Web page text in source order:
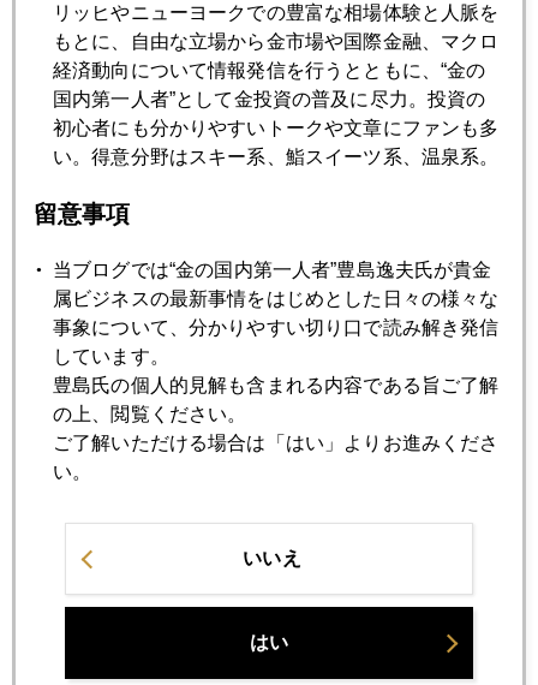
米共和党、金本位制導入へ動く
2012年08月28日
日中領土問題のテール・リスク
2012年08月27日
2012年08月24日
投資も結婚も長期保有！
2012年08月23日
FOMC声明の英文解釈講座
2012年08月22日
リッヒやニューヨークでの豊富な相場体験と人脈を
もとに、自由な立場から金市場や国際金融、マクロ
経済動向について情報発信を行うとともに、“金の
国内第一人者”として金投資の普及に尽力。投資の
初心者にも分かりやすいトークや文章にファンも多
い。得意分野はスキー系、鮨スイーツ系、温泉系。
留意事項
当ブログでは“金の国内第一人者”豊島逸夫氏が貴金
属ビジネスの最新事情をはじめとした日々の様々な
事象について、分かりやすい切り口で読み解き発信
しています。
豊島氏の個人的見解も含まれる内容である旨ご了解
の上、閲覧ください。
ご了解いただける場合は「はい」よりお進みくださ
い。
いいえ
はい